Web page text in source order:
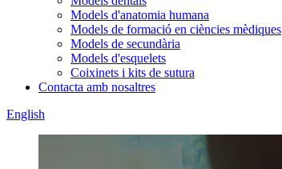
Models d'anatomia humana
Models de formació en ciències mèdiques
Models de secundària
Models d'esquelets
Coixinets i kits de sutura
Contacta amb nosaltres
English